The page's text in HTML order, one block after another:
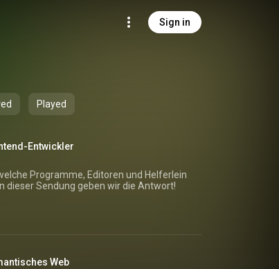
Sign in
Played
Entwickler
Programme, Editoren und Helferlein
dieser Sendung geben wir die Antwort!
Web